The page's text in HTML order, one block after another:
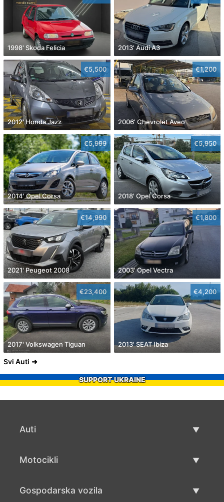
1998' Skoda Felicia 2013' Audi A3
€5,500
2012' Honda Jazz
€1,200
2006' Chevrolet Aveo
€5,999
2014' Opel Corsa
€5,950
2018' Opel Corsa
€14,990
2021' Peugeot 2008
€1,800
2003' Opel Vectra
€23,400
2017' Volkswagen Tiguan
€4,200
2013' SEAT Ibiza
Svi Auti
SUPPORT UKRAINE
Auti
Motocikli
Gospodarska vozila